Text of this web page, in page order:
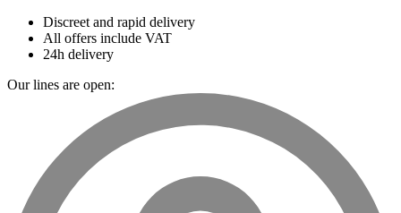
Discreet and rapid delivery
All offers include VAT
24h delivery
Our lines are open: